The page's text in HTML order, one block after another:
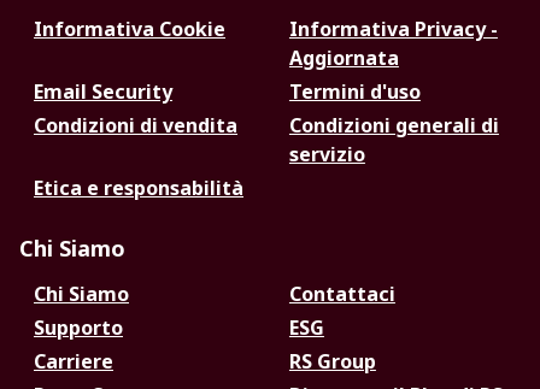
Informativa Cookie
Informativa Privacy -
Aggiornata
Email Security
Termini d'uso
Condizioni di vendita
Condizioni generali di
servizio
Etica e responsabilità
Chi Siamo
Chi Siamo
Contattaci
Supporto
ESG
Carriere
RS Group